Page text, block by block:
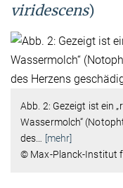
viridescens)
Abb. 2: Gezeigt ist ein
Wassermolch“
des
[mehr]
© Max-Planck-Institut